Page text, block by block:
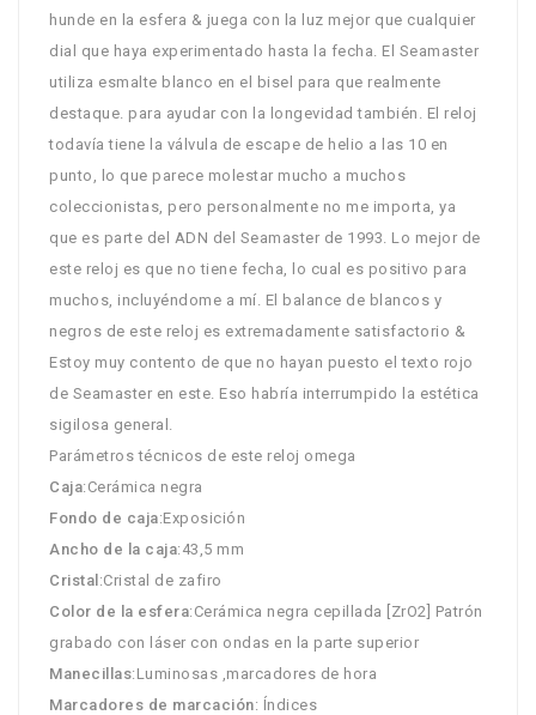
hunde en la esfera & juega con la luz mejor que cualquier
dial que haya experimentado hasta la fecha. El Seamaster
utiliza esmalte blanco en el bisel para que realmente
destaque. para ayudar con la longevidad también. El reloj
todavía tiene la válvula de escape de helio a las 10 en
punto, lo que parece molestar mucho a muchos
coleccionistas, pero personalmente no me importa, ya
que es parte del ADN del Seamaster de 1993. Lo mejor de
este reloj es que no tiene fecha, lo cual es positivo para
muchos, incluyéndome a mí. El balance de blancos y
negros de este reloj es extremadamente satisfactorio &
Estoy muy contento de que no hayan puesto el texto rojo
de Seamaster en este. Eso habría interrumpido la estética
sigilosa general.
Parámetros técnicos de este reloj omega
Caja:Cerámica negra
Fondo de caja:Exposición
Ancho de la caja:43,5 mm
Cristal :Cristal de zafiro
Color de la esfera:Cerámica negra cepillada [ZrO2] Patrón
grabado con láser con ondas en la parte superior
Manecillas:Luminosas ,marcadores de hora
Marcadores de marcación: Índices